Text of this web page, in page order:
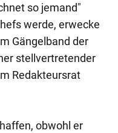
so jemand"
werde, erwecke
Gängelband der
stellvertretender
Redakteursrat
obwohl er